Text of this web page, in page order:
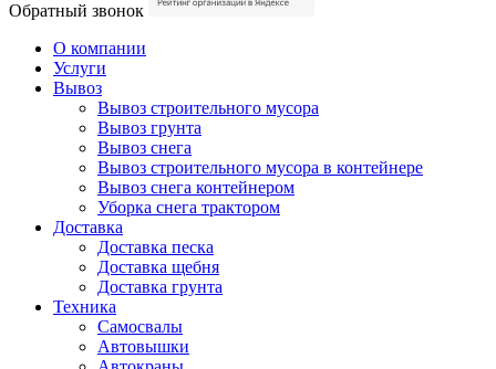
Обратный звонок
О компании
Услуги
Вывоз
Вывоз строительного мусора
Вывоз грунта
Вывоз снега
Вывоз строительного мусора в контейнере
Вывоз снега контейнером
Уборка снега трактором
Доставка
Доставка песка
Доставка щебня
Доставка грунта
Техника
Самосвалы
Автовышки